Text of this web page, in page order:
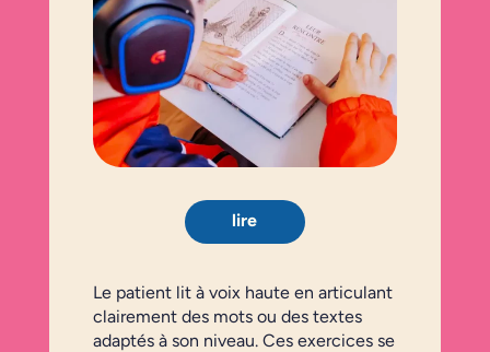
lire
Le patient lit à voix haute en articulant
clairement des mots ou des textes
adaptés à son niveau. Ces exercices se